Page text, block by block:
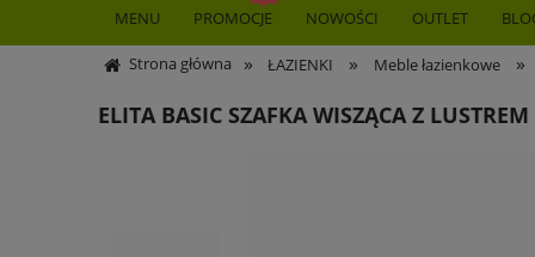
MENU PROMOCJE NOWOŚCI OUTLET
Strona główna » ŁAZIENKI » Meble łazienkowe »
ELITA BASIC SZAFKA WISZĄCA Z